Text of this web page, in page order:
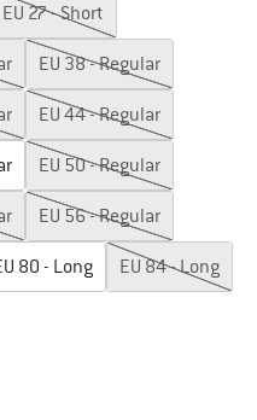
EU 27 - Short
EU 38 - Regular
EU 44 - Regular
EU 50 - Regular
EU 56 - Regular
80 - Long EU 84 - Long
in einer Infobox und